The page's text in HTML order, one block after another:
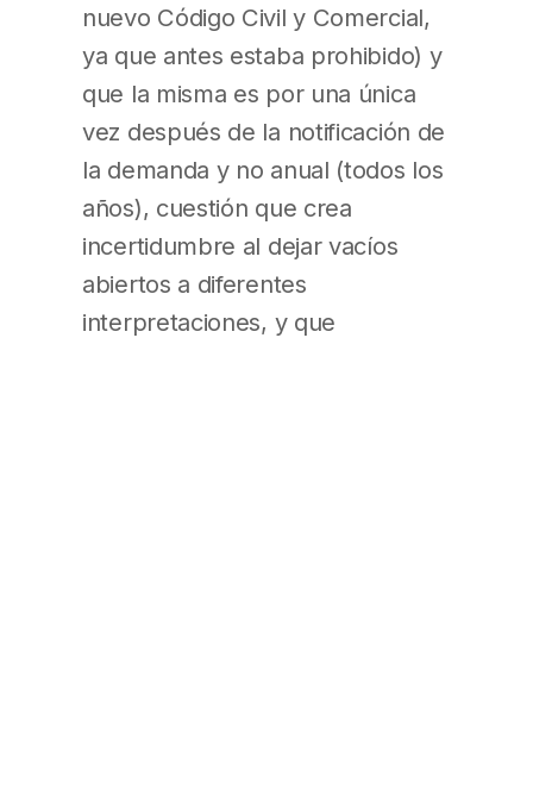
nuevo Código Civil y Comercial,
ya que antes estaba prohibido) y
que la misma es por una única
vez después de la notificación de
la demanda y no anual (todos los
años), cuestión que crea
incertidumbre al dejar vacíos
abiertos a diferentes
interpretaciones, y que